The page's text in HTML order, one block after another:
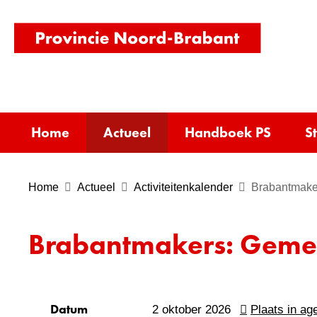
homepage)
Home Actueel Handboek PS
Home Actueel Activiteitenkalender
Brabantmakers:
Datum 2 oktober 2026 Plaats in